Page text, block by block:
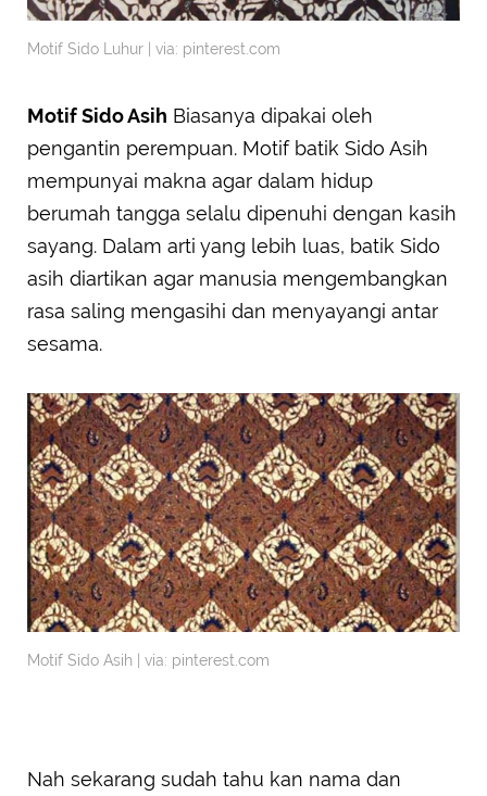
Motif Sido Luhur | via: pinterest.com
Motif Sido Asih Biasanya dipakai oleh
pengantin perempuan. Motif batik Sido Asih
mempunyai makna agar dalam hidup
berumah tangga selalu dipenuhi dengan kasih
sayang. Dalam arti yang lebih luas, batik Sido
asih diartikan agar manusia mengembangkan
rasa saling mengasihi dan menyayangi antar
sesama.
Motif Sido Asih | via: pinterest.com
Nah sekarang sudah tahu kan nama dan